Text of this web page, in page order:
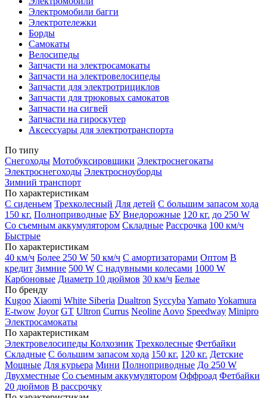
Электромобили багги
Электротележки
Борды
Самокаты
Велосипеды
Запчасти на электросамокаты
Запчасти на электровелосипеды
Запчасти для электротрициклов
Запчасти для трюковых самокатов
Запчасти на сигвей
Запчасти на гироскутер
Аксессуары для электротранспорта
По типу
Снегоходы Мотобуксировщики Электроснегокаты
Электроснегоходы Электросноуборды
Зимний транспорт
По характеристикам
С сиденьем Трехколесный Для детей С большим запасом хода
150 кг. Полноприводные БУ Внедорожные 120 кг. до 250 W
Со съемным аккумулятором Складные Рассрочка 100 км/ч
Быстрые
По характеристикам
40 км/ч Более 250 W 50 км/ч С амортизаторами Оптом В
кредит Зимние 500 W С надувными колесами 1000 W
Карбоновые Диаметр 10 дюймов 30 км/ч Белые
По бренду
Kugoo Xiaomi White Siberia Dualtron Syccyba YamatoYokamura
E-twow Joyor GT Ultron Currus Neoline Aovo Speedway Minipro
Электросамокаты
По характеристикам
Электровелосипеды Колхозник Трехколесные Фетбайки
Складные С большим запасом хода 150 кг. 120 кг. Детские
Мощные Для курьера Мини Полноприводные До 250 W
Двухместные Со съемным аккумулятором Оффроад Фетбайки
20 дюймов В рассрочку